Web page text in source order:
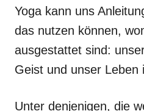
Yoga kann uns
das nutzen können,
ausgestattet sind:
Geist und unser Leben
Unter denjenigen, die